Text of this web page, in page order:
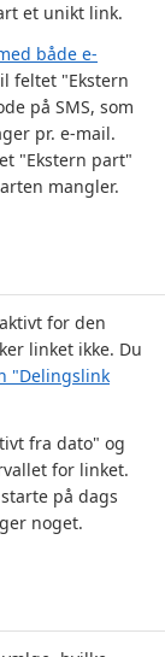
et unikt link.
både e-
feltet "Ekstern
på SMS, som
pr. e-mail.
"Ekstern part"
mangler.
for den
linket ikke. Du
"Delingslink
fra dato" og
for linket.
på dags
noget.